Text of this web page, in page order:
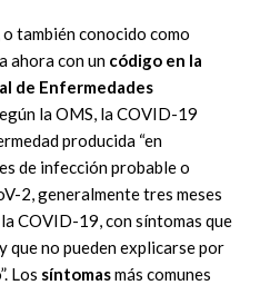
también conocido como
ahora con un código en la
de Enfermedades
la OMS, la COVID-19
producida “en
de infección probable o
2, generalmente tres meses
COVID-19, con síntomas que
que no pueden explicarse por
Los síntomasmás comunes